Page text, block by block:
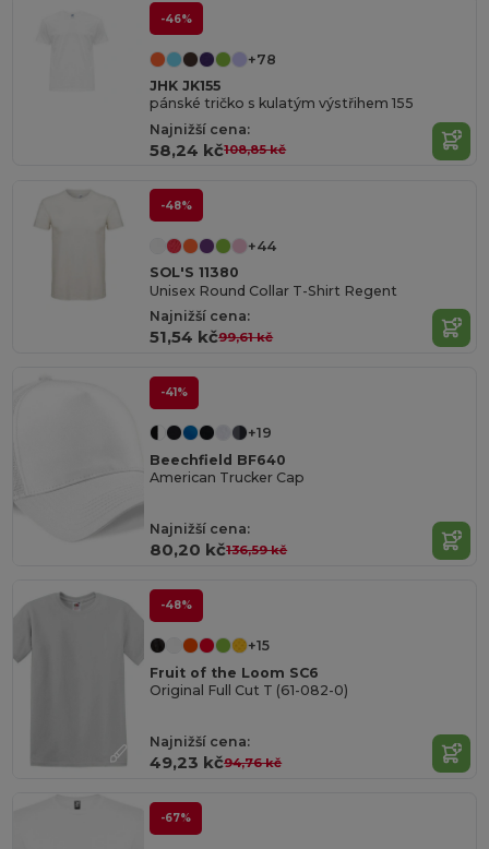
-46%
+78
JHK JK155
pánské tričko s kulatým výstřihem 155
Najnižší cena:
58,24 kč108,85 kč
-48%
+44
SOL'S 11380
Unisex Round Collar T-Shirt Regent
Najnižší cena:
51,54 kč99,61 kč
-41%
+19
Beechfield BF640
American Trucker Cap
Najnižší cena:
80,20 kč136,59 kč
-48%
+15
Fruit of the Loom SC6
Original Full Cut T (61-082-0)
Najnižší cena:
49,23 kč94,76 kč
-67%